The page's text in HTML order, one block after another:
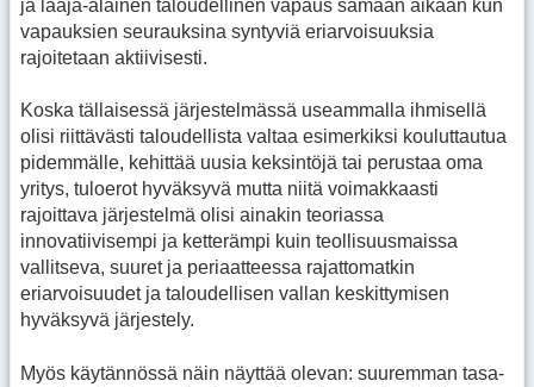
ja laaja-alainen taloudellinen vapaus samaan aikaan kun
vapauksien seurauksina syntyviä eriarvoisuuksia
rajoitetaan aktiivisesti.
Koska tällaisessä järjestelmässä useammalla ihmisellä
olisi riittävästi taloudellista valtaa esimerkiksi kouluttautua
pidemmälle, kehittää uusia keksintöjä tai perustaa oma
yritys, tuloerot hyväksyvä mutta niitä voimakkaasti
rajoittava järjestelmä olisi ainakin teoriassa
innovatiivisempi ja ketterämpi kuin teollisuusmaissa
vallitseva, suuret ja periaatteessa rajattomatkin
eriarvoisuudet ja taloudellisen vallan keskittymisen
hyväksyvä järjestely.
Myös käytännössä näin näyttää olevan: suuremman tasa-